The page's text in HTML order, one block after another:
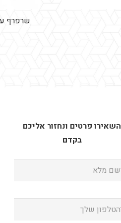
שרפרף
השאירו פרטים ונחזור אליכם
בקדם